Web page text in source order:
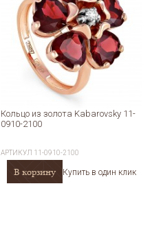
Кольцо из золота Kabarovsky 11-
0910-2100
АРТИКУЛ 11-0910-2100
В корзину Купить в один клик